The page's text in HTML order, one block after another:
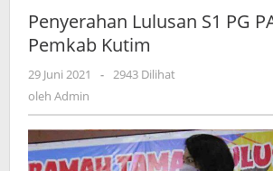
Penyerahan Lulusan S1 PG
Pemkab Kutim
29 Juni 2021
oleh
- 2943 Dilihat
oleh Admin